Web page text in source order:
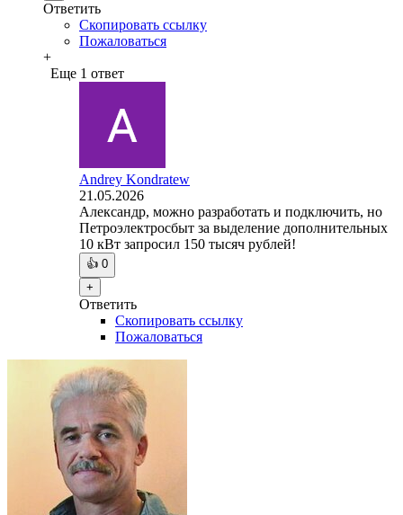
Ответить
Скопировать ссылку
Пожаловаться
+
Еще 1 ответ
Andrey Kondratew
21.05.2026
Александр, можно разработать и подключить, но
Петроэлектросбыт за выделение дополнительных
10 кВт запросил 150 тысяч рублей!
👍 0
+
Ответить
Скопировать ссылку
Пожаловаться